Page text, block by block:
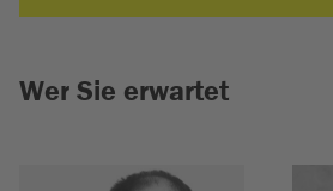
Wer Sie erwartet